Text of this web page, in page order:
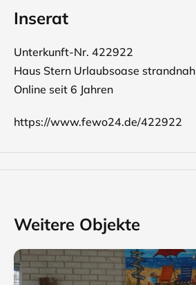
Inserat
Unterkunft-Nr. 422922
Haus Stern Urlaubsoase strandnah
Online seit 6 Jahren
https://www.fewo24.de/422922
Weitere Objekte